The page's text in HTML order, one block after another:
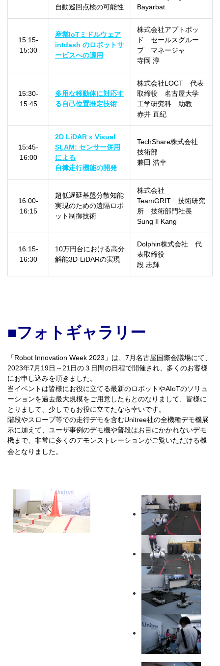
自動巡回点検の可能性
Bayarbat
15:15-
15:30
産業IoTミドルウェア
intdash のロボットサ
ービスへの適用
株式会社アプトポッ
ド セールスグルー
プ マネージャ
寺岡 淳
15:30-
15:45
多用な移動体に対応す
る自己位置推定技術
株式会社LOCT 代表
取締役 名古屋大学
工学研究科 助教
赤井 直紀
15:45-
16:00
2D LiDAR x Visual
SLAM: センサー併用
による
自律走行機能の開発
TechShare株式会社
技術部
兼田 浩幸
16:00-
16:15
超低遅延基盤分散知能
実現のための遠隔ロボ
ット制御技術
株式会社
TeamGRIT 技術研究
所 技術部門社長
Sung Il Kang
16:15-
16:30
10万円台における高分
解能3D-LiDARの実現
Dolphin株式会社 代
表取締役
段 志輝
■フォトギャラリー
「Robot Innovation Week 2023」は、7月名古屋国際会議場にて、
2023年7月19日～21日の３日間の日程で開催され、多くのお客様
にお申し込みを頂きました。
当イベントは皆様にお役に立てる最新のロボットやAIoTのソリュ
ーションを過去最大規模をご用意したもとのなりまして、皆様に
とりまして、少しでもお役に立てたなら幸いです。
階段やスロープ等での走行デモを含むUnitree社の全機種デモ機展
示に加えて、ユーザ事例のデモ機や普段はお目にかかれないデモ
機まで、非常に多くのデモンストレーションがご覧いただける機
会となりました。